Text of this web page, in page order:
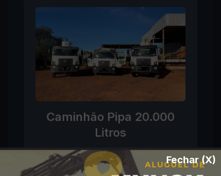
Caminhão Pipa 20.000
Litros
Grandes Projetos
Para demandas industriais, longas
Fechar (X)